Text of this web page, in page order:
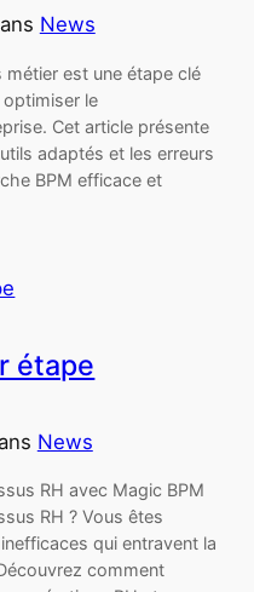
News
est une étape clé
le
Cet article présente
adaptés et les erreurs
BPM efficace et
étape
News
RH avec Magic BPM
RH ? Vous êtes
qui entravent la
comment